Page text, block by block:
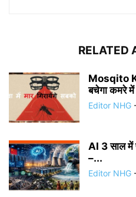
RELATED
Mosqito
बचेगा कमरे
Editor NHG
AI 3 साल में
–...
Editor NHG